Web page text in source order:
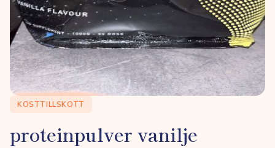
KOSTTILLSKOTT
proteinpulver vanilje